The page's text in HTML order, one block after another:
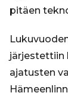
pitäen
järjestettiin
ajatusten